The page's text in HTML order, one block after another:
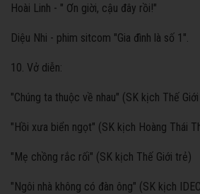
Hoài Linh - " Ơn giời, cậu đây rồi!"
Diệu Nhi - phim sitcom "Gia đình là số 1".
10. Vở diễn:
"Chúng ta thuộc về nhau" (SK kịch Thế
"Hồi xưa biển ngọt" (SK kịch Hoàng Thái
"Mẹ chồng rắc rối" (SK kịch Thế Giới trẻ)
"Ngôi nhà không có đàn ông" (SK kịch